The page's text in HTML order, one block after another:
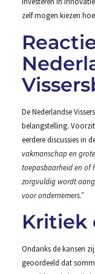
zelf mogen kiezen
De Nederlandse
belangstelling.
eerdere discussies in
vakmanschap en
toepasbaarheid en of
zorgvuldig wordt
voor ondernemers.”
Kritiek
Ondanks de kansen
geoordeeld dat